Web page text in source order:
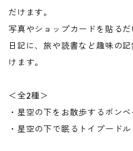
だけます。
写真やショップカードを貼る
日記に、旅や読書など趣味の
けます。
＜全2種＞
・星空の下をお散歩するボンベ
・星空の下で眠るトイプードル